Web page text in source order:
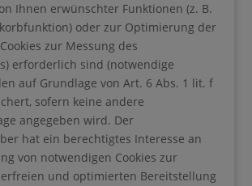
Ihnen erwünschter Funktionen (z. B.
oder zur Optimierung der
zur Messung des
erforderlich sind (notwendige
auf Grundlage von Art. 6 Abs. 1 lit. f
sofern keine andere
angegeben wird. Der
hat ein berechtigtes Interesse an
von notwendigen Cookies zur
und optimierten Bereitstellung